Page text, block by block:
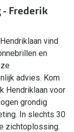
- Frederik
vind
en
advies. Kom
Hendriklaan voor
grondig
In slechts 30
zichtoplossing.